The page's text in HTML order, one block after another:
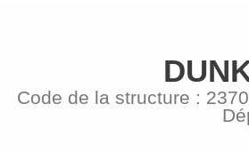
Code de la structure :